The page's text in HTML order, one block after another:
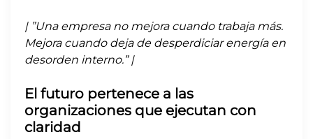
| ”Una empresa no mejora cuando trabaja más.
Mejora cuando deja de desperdiciar energía en
desorden interno.” |
El futuro pertenece a las
organizaciones que ejecutan con
claridad